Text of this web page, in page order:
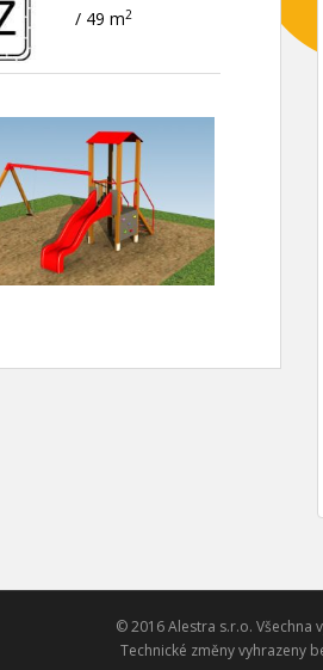
/ 49 m2
© 2016 Alestra s.r.o. Všechna
Technické změny vyhrazeny